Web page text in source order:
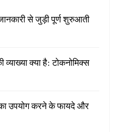
से जुड़ी पूर्ण शुरुआती
व्याख्या क्या है: टोकनोमिक्स
उपयोग करने के फायदे और